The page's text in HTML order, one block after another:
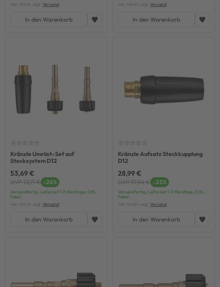
inkl. MwSt. zzgl. Versand
In den Warenkorb
inkl. MwSt. zzgl. Versand
In den Warenkorb
Kränzle Umrüst-Set auf
Stecksystem D12
53,69 €
UVP 72,71 € -26%
Versandfertig, Lieferzeit 1-3 Werktage, DHL-
Paket
inkl. MwSt. zzgl. Versand
In den Warenkorb
Kränzle Aufsatz Steckkupplung
D12
28,99 €
UVP 37,84 € -23%
Versandfertig, Lieferzeit 1-3 Werktage, DHL-
Paket
inkl. MwSt. zzgl. Versand
In den Warenkorb